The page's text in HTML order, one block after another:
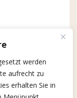
werden
aufrecht zu
erhalten Sie in